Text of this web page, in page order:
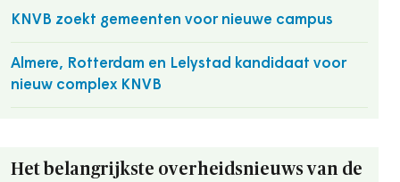
KNVB zoekt gemeenten voor nieuwe campus
Almere, Rotterdam en Lelystad kandidaat voor
nieuw complex KNVB
Het belangrijkste overheidsnieuws van de